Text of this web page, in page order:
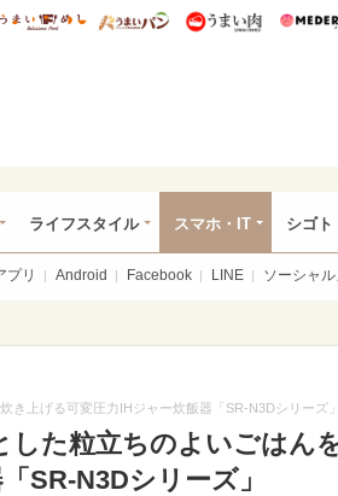
研 ディズニー特集
mimot. うまいめし うまいパン うまい
ライフスタイル スマホ・IT シゴト
プリ Android Facebook LINE ソーシャ
き上げる可変圧力IHジャー炊飯器「SR-N3Dシリーズ」
た粒立ちのよいごはん
SR-N3Dシリーズ」